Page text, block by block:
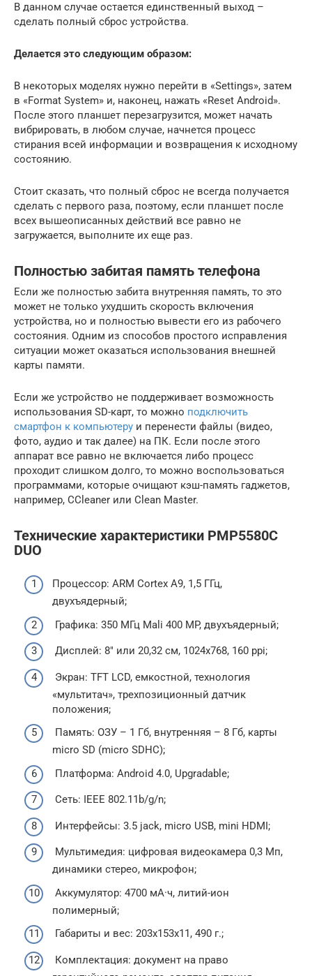
В данном случае остается единственный выход –
сделать полный сброс устройства.
Делается это следующим образом:
В некоторых моделях нужно перейти в «Settings», затем
в «Format System» и, наконец, нажать «Reset Android».
После этого планшет перезагрузится, может начать
вибрировать, в любом случае, начнется процесс
стирания всей информации и возвращения к исходному
состоянию.
Стоит сказать, что полный сброс не всегда получается
сделать с первого раза, поэтому, если планшет после
всех вышеописанных действий все равно не
загружается, выполните их еще раз.
Полностью забитая память телефона
Если же полностью забита внутренняя память, то это
может не только ухудшить скорость включения
устройства, но и полностью вывести его из рабочего
состояния. Одним из способов простого исправления
ситуации может оказаться использования внешней
карты памяти.
Если же устройство не поддерживает возможность
использования SD-карт, то можно подключить
смартфон к компьютеру и перенести файлы (видео,
фото, аудио и так далее) на ПК. Если после этого
аппарат все равно не включается либо процесс
проходит слишком долго, то можно воспользоваться
программами, которые очищают кэш-память гаджетов,
например, CCleaner или Clean Master.
Технические характеристики PMP5580C
DUO
Процессор: ARM Cortex A9, 1,5 ГГц,
двухъядерный;
Графика: 350 МГц Mali 400 MP, двухъядерный;
Дисплей: 8″ или 20,32 см, 1024х768, 160 ppi;
Экран: TFT LCD, емкостной, технология
«мультитач», трехпозиционный датчик
положения;
Память: ОЗУ – 1 Гб, внутренняя – 8 Гб, карты
micro SD (micro SDHC);
Платформа: Android 4.0, Upgradable;
Сеть: IEEE 802.11b/g/n;
Интерфейсы: 3.5 jack, micro USB, mini HDMI;
Мультимедия: цифровая видеокамера 0,3 Мп,
динамики стерео, микрофон;
Аккумулятор: 4700 мА·ч, литий-ион
полимерный;
Габариты и вес: 203х153х11, 490 г.;
Комплектация: документ на право